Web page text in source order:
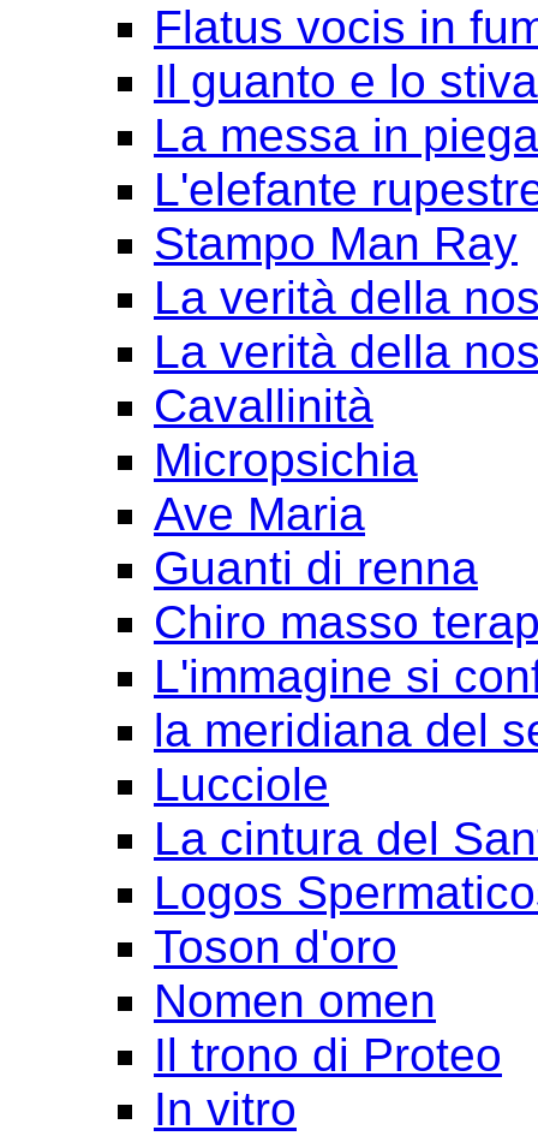
Flatus vocis in
Il guanto e lo
La messa in piega
L'elefante
Stampo Man Ray
La verità della
La verità della
Cavallinità
Micropsichia
Ave Maria
Guanti di renna
Chiro masso
L'immagine si
la meridiana del
Lucciole
La cintura del
Logos
Toson d'oro
Nomen omen
Il trono di Proteo
In vitro